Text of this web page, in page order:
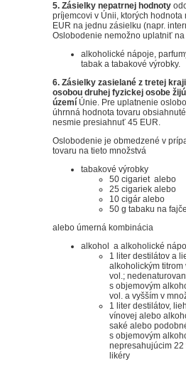
5. Zásielky nepatrnej hodnoty
príjemcovi v Únii, ktorých
EUR na jednu zásielku (napr.
Oslobodenie nemožno uplatniť na
alkoholické nápoje,
tabak a tabakové výrobky.
6. Zásielky zasielané z tretej
osobou druhej fyzickej osobe
území Únie. Pre uplatnenie
úhrnná hodnota tovaru
nesmie presiahnuť 45 EUR.
Oslobodenie je obmedzené v
tovaru na tieto množstvá
tabakové výrobky
50 cigariet alebo
25 cigariek alebo
10 cigár alebo
50 g tabaku na
alebo úmerná kombinácia
alkohol a alkoholické
1 liter destilátov a
alkoholickým titrom
vol.;
s objemovým
vol. a vyšším v
1 liter destilátov,
vínovej alebo
saké alebo
s objemovým
nepresahujúcim 22
likéry